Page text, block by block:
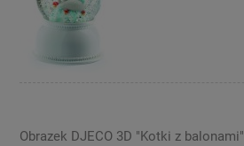
Obrazek DJECO 3D "Kotki z balonami"